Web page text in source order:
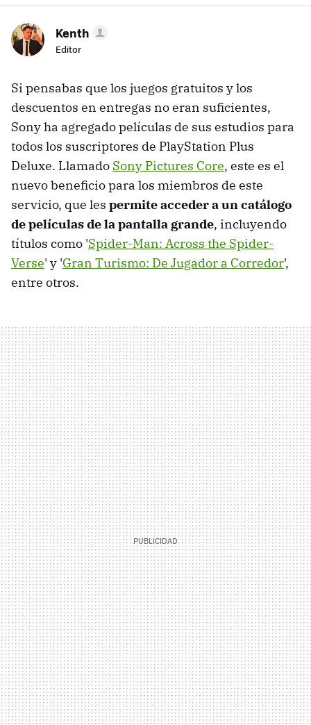
Kenth
Editor
Si pensabas que los juegos gratuitos y los
descuentos en entregas no eran suficientes,
Sony ha agregado películas de sus estudios para
todos los suscriptores de PlayStation Plus
Deluxe. Llamado Sony Pictures Core, este es el
nuevo beneficio para los miembros de este
servicio, que les permite acceder a un catálogo
de películas de la pantalla grande, incluyendo
títulos como 'Spider-Man: Across the Spider-
Verse' y 'Gran Turismo: De Jugador a Corredor',
entre otros.